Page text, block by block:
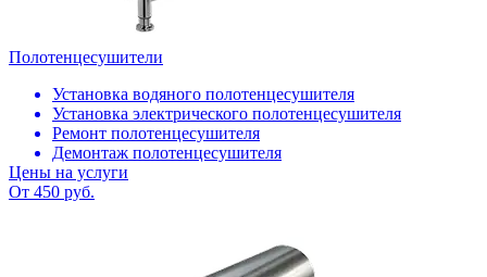
Полотенцесушители
Установка водяного полотенцесушителя
Установка электрического полотенцесушителя
Ремонт полотенцесушителя
Демонтаж полотенцесушителя
Цены на услуги
От 450 руб.